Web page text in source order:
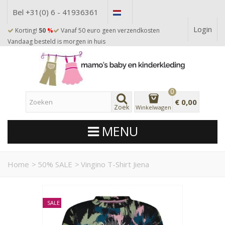
Bel +31(0) 6 - 41936361
Korting! 50 %
Vanaf 50 euro geen verzendkosten
Vandaag besteld is morgen in huis
Login
Zoek Winkelwagen
0
€ 0,00
MENU
Home > 50% SALE > Vingino T-Shirt Jiena
SALE